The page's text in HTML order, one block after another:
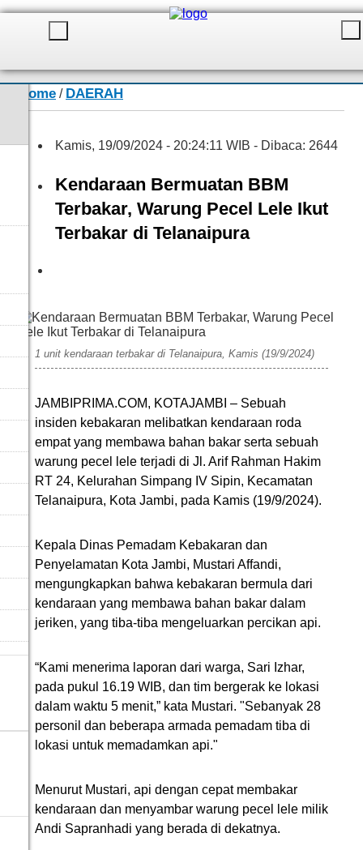
Home / DAERAH
Kamis, 19/09/2024 - 20:24:11 WIB - Dibaca: 2644
Kendaraan Bermuatan BBM
Terbakar, Warung Pecel Lele Ikut
Terbakar di Telanaipura
Ahmad
1 unit kendaraan terbakar di Telanaipura, Kamis (19/9/2024)
JAMBIPRIMA.COM, KOTAJAMBI – Sebuah
insiden kebakaran melibatkan kendaraan roda
empat yang membawa bahan bakar serta sebuah
warung pecel lele terjadi di Jl. Arif Rahman Hakim
RT 24, Kelurahan Simpang IV Sipin, Kecamatan
Telanaipura, Kota Jambi, pada Kamis (19/9/2024).
Kepala Dinas Pemadam Kebakaran dan
Penyelamatan Kota Jambi, Mustari Affandi,
mengungkapkan bahwa kebakaran bermula dari
kendaraan yang membawa bahan bakar dalam
jeriken, yang tiba-tiba mengeluarkan percikan api.
“Kami menerima laporan dari warga, Sari Izhar,
pada pukul 16.19 WIB, dan tim bergerak ke lokasi
dalam waktu 5 menit,” kata Mustari. "Sebanyak 28
personil dan beberapa armada pemadam tiba di
lokasi untuk memadamkan api."
Menurut Mustari, api dengan cepat membakar
kendaraan dan menyambar warung pecel lele milik
Andi Sapranhadi yang berada di dekatnya.